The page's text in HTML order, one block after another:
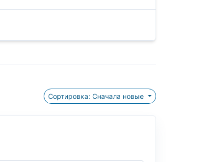
Сортировка: Сначала новые